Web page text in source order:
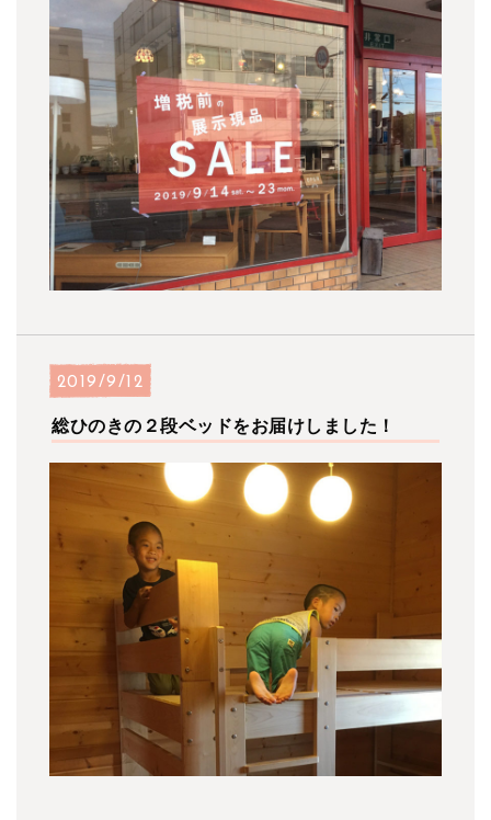
2019/9/12
総ひのきの２段ベッドをお届けしました！